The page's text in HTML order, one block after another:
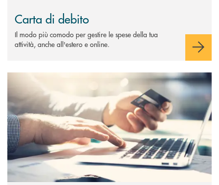
Carta di debito
Il modo più comodo per gestire le spese della tua
attività, anche all'estero e online.